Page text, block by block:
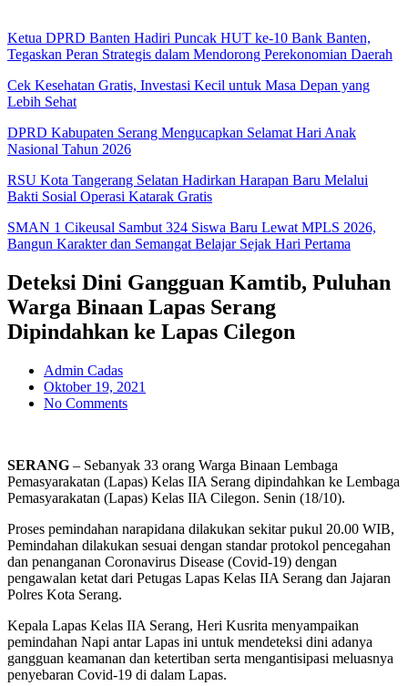
Ketua DPRD Banten Hadiri Puncak HUT ke-10 Bank Banten,
Tegaskan Peran Strategis dalam Mendorong Perekonomian Daerah
Cek Kesehatan Gratis, Investasi Kecil untuk Masa Depan yang
Lebih Sehat
DPRD Kabupaten Serang Mengucapkan Selamat Hari Anak
Nasional Tahun 2026
RSU Kota Tangerang Selatan Hadirkan Harapan Baru Melalui
Bakti Sosial Operasi Katarak Gratis
SMAN 1 Cikeusal Sambut 324 Siswa Baru Lewat MPLS 2026,
Bangun Karakter dan Semangat Belajar Sejak Hari Pertama
Deteksi Dini Gangguan Kamtib, Puluhan
Warga Binaan Lapas Serang
Dipindahkan ke Lapas Cilegon
Admin Cadas
Oktober 19, 2021
No Comments
SERANG – Sebanyak 33 orang Warga Binaan Lembaga
Pemasyarakatan (Lapas) Kelas IIA Serang dipindahkan ke Lembaga
Pemasyarakatan (Lapas) Kelas IIA Cilegon. Senin (18/10).
Proses pemindahan narapidana dilakukan sekitar pukul 20.00 WIB,
Pemindahan dilakukan sesuai dengan standar protokol pencegahan
dan penanganan Coronavirus Disease (Covid-19) dengan
pengawalan ketat dari Petugas Lapas Kelas IIA Serang dan Jajaran
Polres Kota Serang.
Kepala Lapas Kelas IIA Serang, Heri Kusrita menyampaikan
pemindahan Napi antar Lapas ini untuk mendeteksi dini adanya
gangguan keamanan dan ketertiban serta mengantisipasi meluasnya
penyebaran Covid-19 di dalam Lapas.